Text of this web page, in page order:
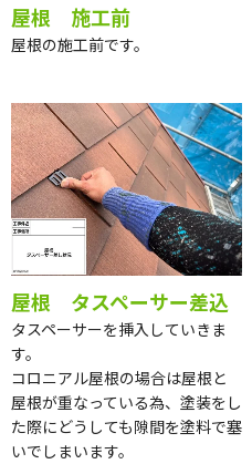
屋根 施工前
屋根の施工前です。
屋根 タスペーサー差込
タスペーサーを挿入していきま
す。
コロニアル屋根の場合は屋根と
屋根が重なっている為、塗装をし
た際にどうしても隙間を塗料で塞
いでしまいます。